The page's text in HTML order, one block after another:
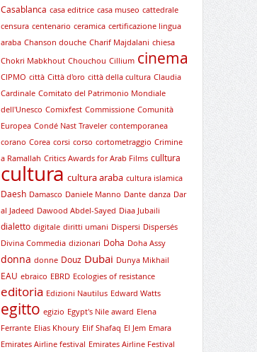
Casablanca casa editrice casa museo cattedrale
censura centenario ceramica certificazione lingua
araba Chanson douche Charif Majdalani chiesa
Chokri Mabkhout Chouchou Cillium cinema
CIPMO città Città d'oro città della cultura Claudia
Cardinale Comitato del Patrimonio Mondiale
dell'Unesco Comixfest Commissione Comunità
Europea Condé Nast Traveler contemporanea
corano Corea corsi corso cortometraggio Crimine
a Ramallah Critics Awards for Arab Films culltura
cultura cultura araba cultura islamica
Daesh Damasco Daniele Manno Dante danza Dar
al Jadeed Dawood Abdel-Sayed Diaa Jubaili
dialetto digitale diritti umani Dispersi Dispersés
Divina Commedia dizionari Doha Doha Assy
donna donne Douz Dubai Dunya Mikhail
EAU ebraico EBRD Ecologies of resistance
editoria Edizioni Nautilus Edward Watts
egitto egizio Egypt's Nile award Elena
Ferrante Elias Khoury Elif Shafaq El Jem Emara
Emirates Airline festival Emirates Airline Festival